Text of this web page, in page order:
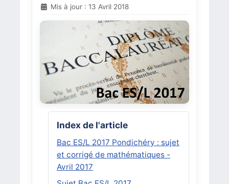
Mis à jour : 13 Avril 2018
Index de l'article
Bac ES/L 2017 Pondichéry : sujet
et corrigé de mathématiques -
Avril 2017